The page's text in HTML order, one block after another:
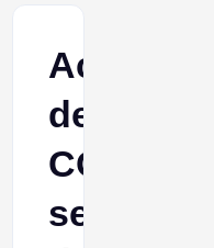
de
COC de